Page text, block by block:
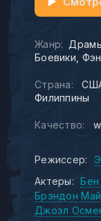
Жанр:
Боевики
Страна:
Филиппины
Качество:
Режиссер:
Актеры:
Брэндон
Джоэл